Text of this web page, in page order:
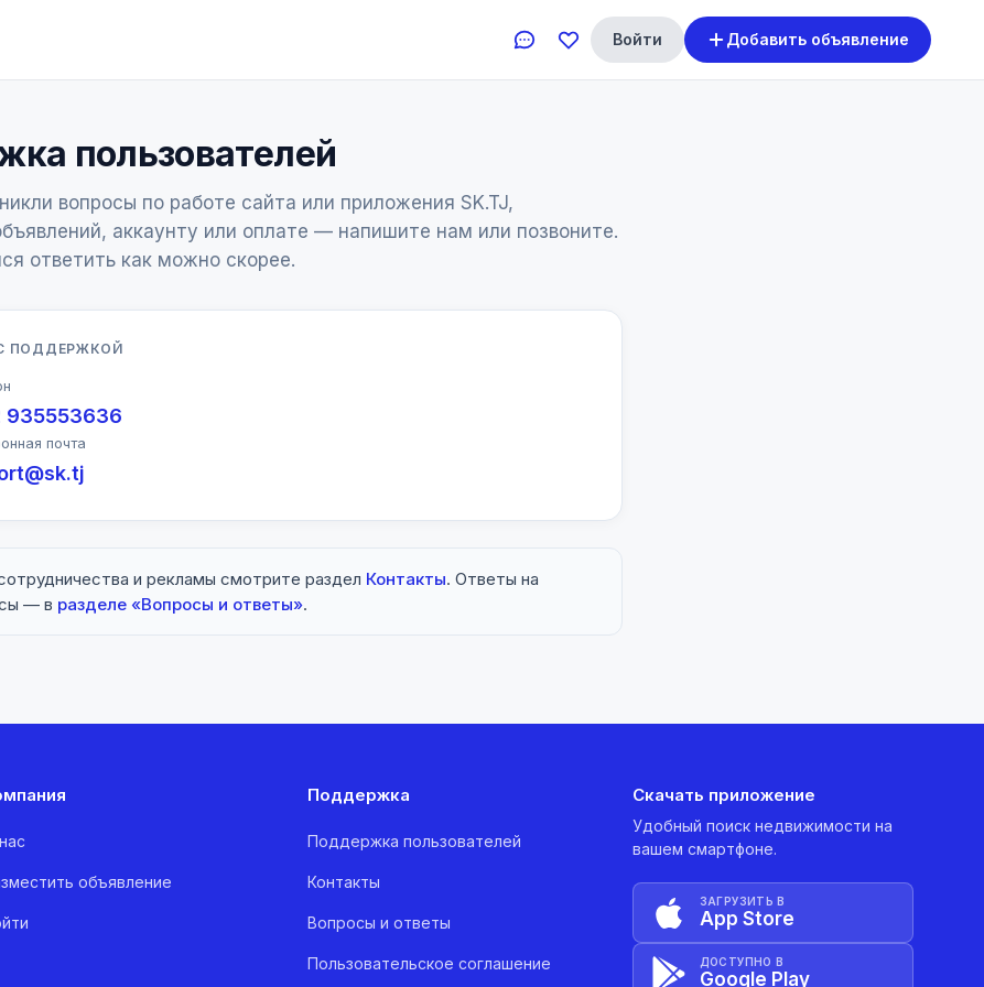
Войти Добавить объявление
пользователей
вопросы по работе сайта или приложения SK.TJ,
аккаунту или оплате — напишите нам или позвоните.
ответить как можно скорее.
ПОДДЕРЖКОЙ
935553636
почта
и рекламы смотрите раздел Контакты. Ответы на
— в разделе «Вопросы и ответы».
объявление
Поддержка
Поддержка пользователей
Контакты
Вопросы и ответы
Пользовательское соглашение
Скачать приложение
Удобный поиск недвижимости на
вашем смартфоне.
ЗАГРУЗИТЬ В
App Store
ДОСТУПНО В
Google Play